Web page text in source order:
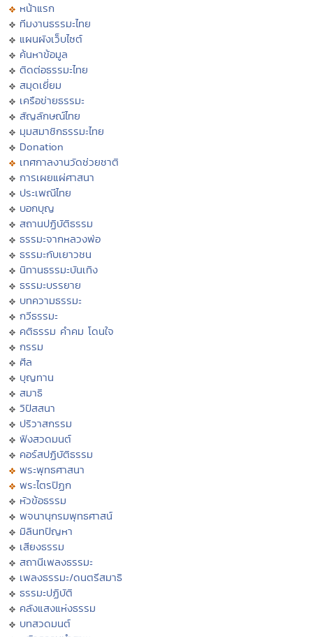
หน้าแรก
ทีมงานธรรมะไทย
แผนผังเว็บไซต์
ค้นหาข้อมูล
ติดต่อธรรมะไทย
สมุดเยี่ยม
เครือข่ายธรรมะ
สัญลักษณ์ไทย
มุมสมาชิกธรรมะไทย
Donation
เทศกาลงานวัดช่วยชาติ
การเผยแผ่ศาสนา
ประเพณีไทย
บอกบุญ
สถานปฏิบัติธรรม
ธรรมะจากหลวงพ่อ
ธรรมะกับเยาวชน
นิทานธรรมะบันเทิง
ธรรมะบรรยาย
บทความธรรมะ
กวีธรรมะ
คติธรรม คำคม โดนใจ
กรรม
ศีล
บุญทาน
สมาธิ
วิปัสสนา
ปริวาสกรรม
ฟังสวดมนต์
คอร์สปฏิบัติธรรม
พระพุทธศาสนา
พระไตรปิฏก
หัวข้อธรรม
พจนานุกรมพุทธศาสน์
มิลินทปัญหา
เสียงธรรม
สถานีเพลงธรรมะ
เพลงธรรมะ/ดนตรีสมาธิ
ธรรมะปฏิบัติ
คลังแสงแห่งธรรม
บทสวดมนต์